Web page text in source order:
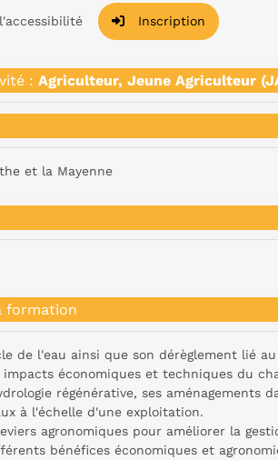
Inscription
: Agriculteur, Jeune Agriculteur
et la Mayenne
formation
de l'eau ainsi que son dérèglement lié
impacts économiques et techniques du
régénérative, ses aménagements
à l'échelle d'une exploitation.
agronomiques pour améliorer la
bénéfices économiques et